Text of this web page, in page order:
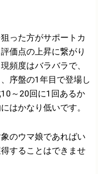
った方がサポートカ
価点の上昇に繋がり
頻度はバラバラで、
序盤の1年目で登場し
～20回に1回あるか
はかなり低いです。
のウマ娘であればい
することはできませ